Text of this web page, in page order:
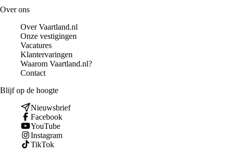
Over ons
Over Vaartland.nl
Onze vestigingen
Vacatures
Klantervaringen
Waarom Vaartland.nl?
Contact
Blijf op de hoogte
Nieuwsbrief
Facebook
YouTube
Instagram
TikTok